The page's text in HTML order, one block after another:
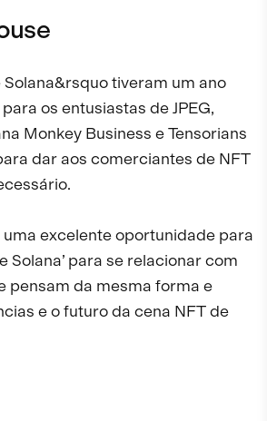
Solana&rsquo tiveram um ano
os entusiastas de JPEG,
Monkey Business e Tensorians
dar aos comerciantes de NFT
excelente oportunidade para
Solana’ para se relacionar com
pensam da mesma forma e
e o futuro da cena NFT de